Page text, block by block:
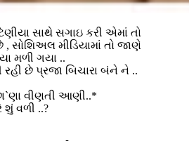
સાથે સગાઇ કરી એમાં તો
સોશિઅલ મીડિયામાં તો જાણે
મળી ગયા ..
છે પ્રજા બિચારા બંને ને ..
વીણતી આણી..*
શું વળી ..?